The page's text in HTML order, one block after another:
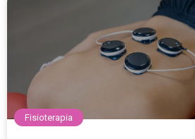
Fisioterapia